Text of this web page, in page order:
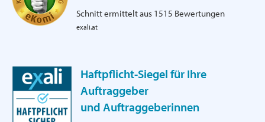
Schnitt ermittelt aus 1515 Bewertungen
exali.at
Haftpflicht-Siegel für Ihre
Auftraggeber
und Auftraggeberinnen